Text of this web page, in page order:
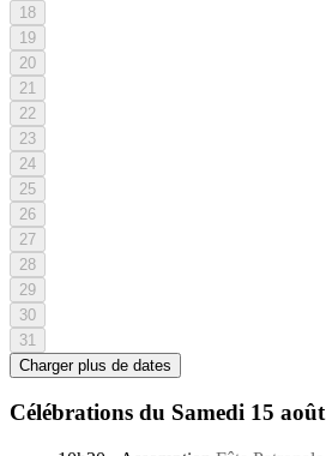
18
19
20
21
22
23
24
25
26
27
28
29
30
31
Charger plus de dates
Célébrations du Samedi 15 août